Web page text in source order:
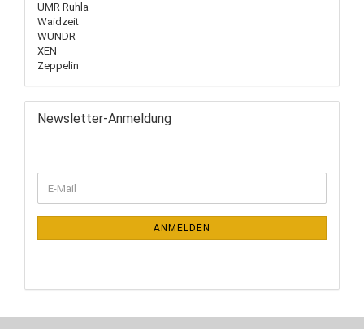
UMR Ruhla
Waidzeit
WUNDR
XEN
Zeppelin
Newsletter-Anmeldung
ANMELDEN